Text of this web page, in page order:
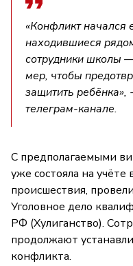
«Конфликт
находившиеся
сотрудники школы
мер, чтобы
защитить
телеграм-канале.
С предполагаемыми
уже состояла на
происшествия,
Уголовное дело
РФ (Хулиганство).
продолжают
конфликта.